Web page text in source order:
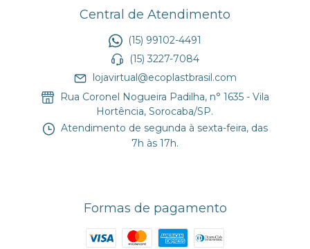
Central de Atendimento
(15) 99102-4491
(15) 3227-7084
lojavirtual@ecoplastbrasil.com
Rua Coronel Nogueira Padilha, n° 1635 - Vila
Hortência, Sorocaba/SP.
Atendimento de segunda à sexta-feira, das
7h às 17h.
Formas de pagamento